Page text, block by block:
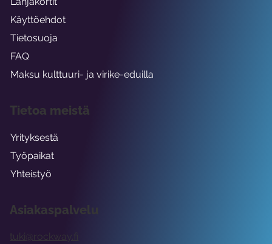
Asiakaspalvelu
tuki@rockway.fi
Käyttöehdot
Tietosuoja
FAQ
Maksu kulttuuri- ja virike-eduilla
Tietoa meistä
Yrityksestä
Työpaikat
Yhteistyö